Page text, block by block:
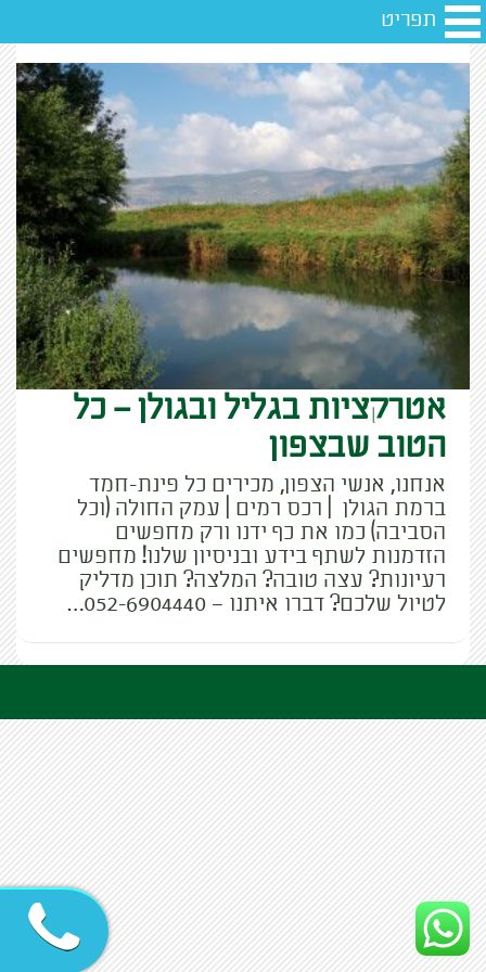
אטרקציות בגליל ובגולן – כל
הטוב שבצפון
אנחנו, אנשי הצפון, מכירים כל פינת-חמד
ברמת הגולן | רכס רמים | עמק החולה (וכל
הסביבה) כמו את כף ידנו ורק מחפשים
הזדמנות לשתף בידע ובניסיון שלנו! מחפשים
רעיונות? עצה טובה? המלצה? תוכן מדליק
לטיול שלכם? דברו איתנו – 052-6904440…
תפריט